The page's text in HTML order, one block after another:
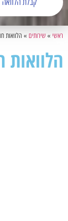
ראשי »שירותים » הלוואות